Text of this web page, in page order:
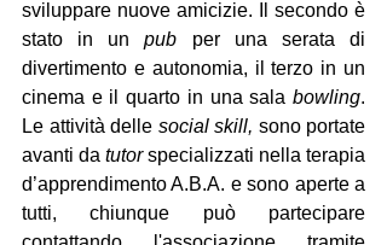
sviluppare nuove amicizie. Il secondo è
stato in un pub per una serata di
divertimento e autonomia, il terzo in un
cinema e il quarto in una sala bowling.
Le attività delle social skill, sono portate
avanti da tutor specializzati nella terapia
d’apprendimento A.B.A. e sono aperte a
tutti, chiunque può partecipare